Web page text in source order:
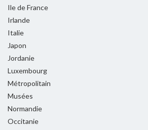
Ile de France
Irlande
Italie
Japon
Jordanie
Luxembourg
Métropolitain
Musées
Normandie
Occitanie